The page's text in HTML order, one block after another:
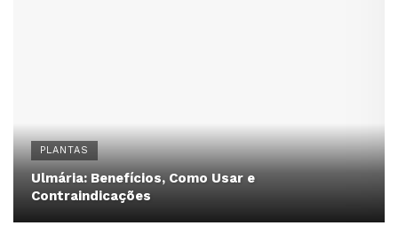
PLANTAS
Ulmária: Benefícios, Como Usar e
Contraindicações